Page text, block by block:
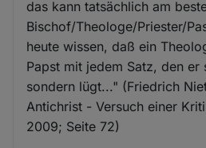
das kann tatsächlich am
Bischof/Theologe/Priester/
heute wissen, daß ein
Papst mit jedem Satz, den
sondern lügt..." (Friedrich
Antichrist - Versuch einer
2009; Seite 72)